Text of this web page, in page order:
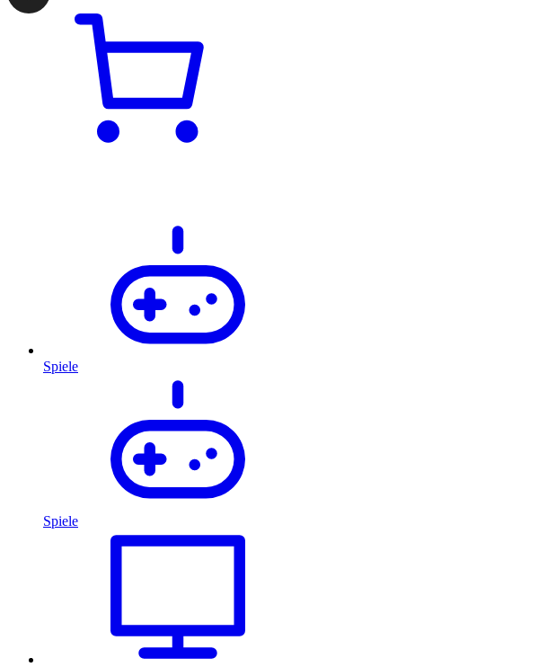
Spiele
Spiele